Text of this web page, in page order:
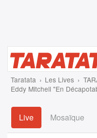
Taratata Les Lives
Eddy Mitchell "En
Live Mosaïque